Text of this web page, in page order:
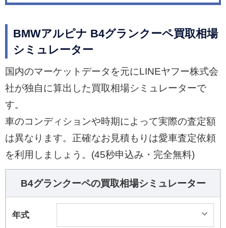
BMWアルピナ B4グランクーペ買取相場
シミュレーター
国内のマーケットデータを元にLINEヤフー株式会
社が独自に算出した買取相場シミュレーターで
す。
車のコンディションや時期によって実際の査定額
は異なります。正確なお見積もりは愛車査定依頼
を利用しましょう。(45秒申込み・完全無料)
B4グランクーペの買取相場シミュレーター
年式